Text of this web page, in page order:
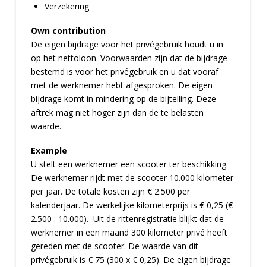
Verzekering
Own contribution
De eigen bijdrage voor het privégebruik houdt u in
op het nettoloon. Voorwaarden zijn dat de bijdrage
bestemd is voor het privégebruik en u dat vooraf
met de werknemer hebt afgesproken. De eigen
bijdrage komt in mindering op de bijtelling. Deze
aftrek mag niet hoger zijn dan de te belasten
waarde.
Example
U stelt een werknemer een scooter ter beschikking.
De werknemer rijdt met de scooter 10.000 kilometer
per jaar. De totale kosten zijn € 2.500 per
kalenderjaar. De werkelijke kilometerprijs is € 0,25 (€
2.500 : 10.000). Uit de rittenregistratie blijkt dat de
werknemer in een maand 300 kilometer privé heeft
gereden met de scooter. De waarde van dit
privégebruik is € 75 (300 x € 0,25). De eigen bijdrage